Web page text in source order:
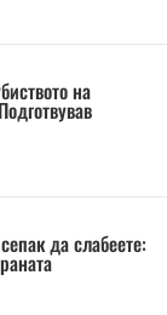
на
да слабеете: